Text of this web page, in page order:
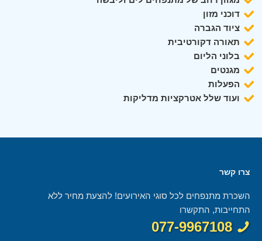
דוכני מזון
ציוד הגברה
תאורה דקורטיבית
בלוני הליום
מגנטים
הפעלות
ועוד שלל אטרקציות מדליקות
צרו קשר
השכרת מתנפחים לכל סוגי האירועים! להצעת מחיר ללא
התחייבות, התקשרו
077-9967108